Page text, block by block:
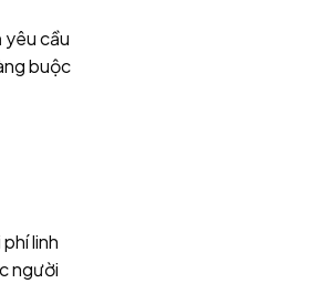
yêu cầu
buộc
linh
người